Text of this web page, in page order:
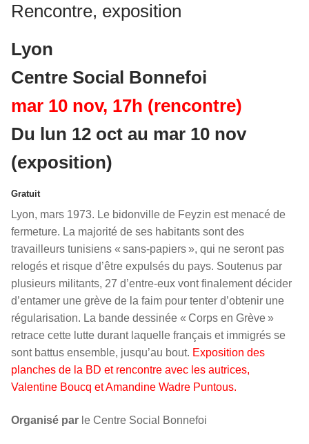
Rencontre, exposition
Lyon
Centre Social Bonnefoi
mar 10 nov, 17h (rencontre)
Du lun 12 oct au mar 10 nov
(exposition)
Gratuit
Lyon, mars 1973. Le bidonville de Feyzin est menacé de
fermeture. La majorité de ses habitants sont des
travailleurs tunisiens « sans-papiers », qui ne seront pas
relogés et risque d’être expulsés du pays. Soutenus par
plusieurs militants, 27 d’entre-eux vont finalement décider
d’entamer une grève de la faim pour tenter d’obtenir une
régularisation. La bande dessinée « Corps en Grève »
retrace cette lutte durant laquelle français et immigrés se
sont battus ensemble, jusqu’au bout. Exposition des
planches de la BD et rencontre avec les autrices,
Valentine Boucq et Amandine Wadre Puntous.
Organisé par le Centre Social Bonnefoi